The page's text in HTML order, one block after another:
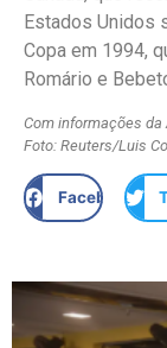
Estados Unidos
Copa em 1994,
Romário e
Com informações da
Foto: Reuters/Luis
Facebook